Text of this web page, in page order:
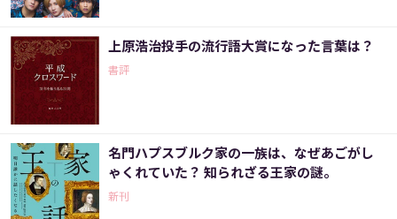
上原浩治投手の流行語大賞になった言葉は？
書評
名門ハプスブルク家の一族は、なぜあごがし
ゃくれていた？ 知られざる王家の謎。
新刊